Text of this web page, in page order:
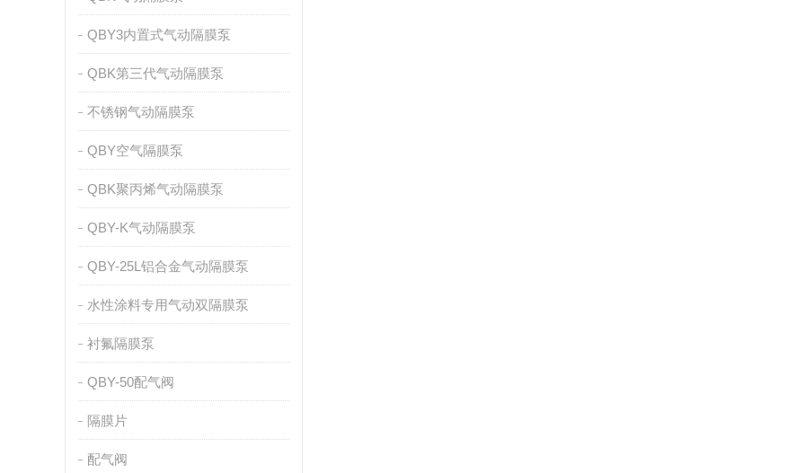
QBY3内置式气动隔膜泵
QBK第三代气动隔膜泵
不锈钢气动隔膜泵
QBY空气隔膜泵
QBK聚丙烯气动隔膜泵
QBY-K气动隔膜泵
QBY-25L铝合金气动隔膜泵
水性涂料专用气动双隔膜泵
衬氟隔膜泵
QBY-50配气阀
隔膜片
配气阀